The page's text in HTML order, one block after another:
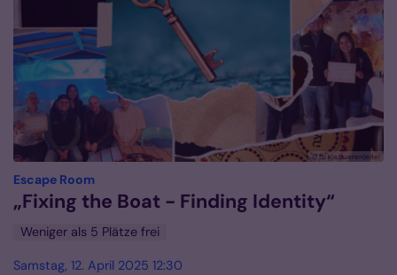
© fb kja dueren|eifel
Escape Room:
„Fixing the Boat - Finding Identity“
Weniger als 5 Plätze frei
Samstag, 12. April 2025 12:30